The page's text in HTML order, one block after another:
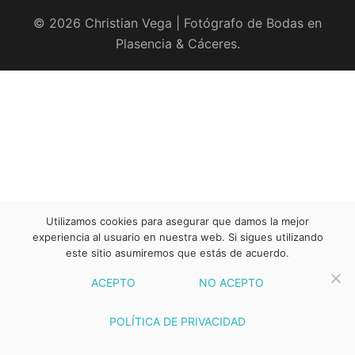
© 2026 Christian Vega | Fotógrafo de Bodas en
Plasencia & Cáceres.
Utilizamos cookies para asegurar que damos la mejor
experiencia al usuario en nuestra web. Si sigues utilizando
este sitio asumiremos que estás de acuerdo.
ACEPTO NO ACEPTO
POLÍTICA DE PRIVACIDAD